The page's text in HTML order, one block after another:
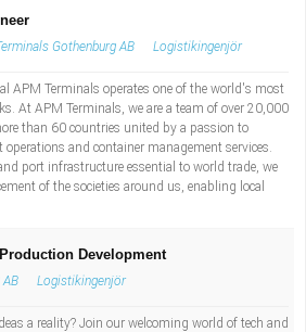
Gothenburg AB Logistikingenjör
APM Terminals operates one of the world's most
At APM Terminals, we are a team of over 20,000
than 60 countries united by a passion to
operations and container management services.
port infrastructure essential to world trade, we
of the societies around us, enabling local
Development
AB Logistikingenjör
a reality? Join our welcoming world of tech and